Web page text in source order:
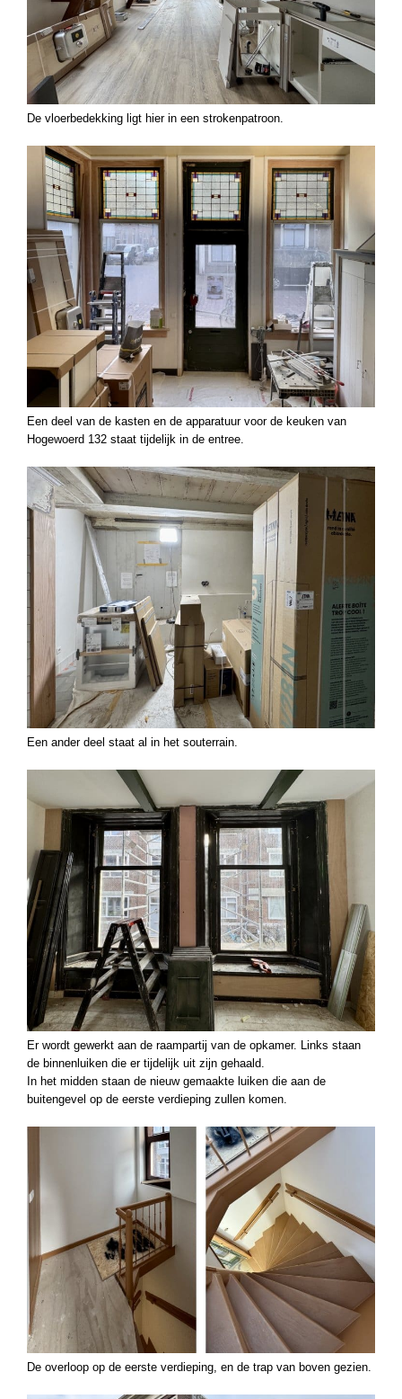
De vloerbedekking ligt hier in een strokenpatroon.
Een deel van de kasten en de apparatuur voor de keuken van
Hogewoerd 132 staat tijdelijk in de entree.
Een ander deel staat al in het souterrain.
Er wordt gewerkt aan de raampartij van de opkamer. Links staan
de binnenluiken die er tijdelijk uit zijn gehaald.
In het midden staan de nieuw gemaakte luiken die aan de
buitengevel op de eerste verdieping zullen komen.
De overloop op de eerste verdieping, en de trap van boven gezien.